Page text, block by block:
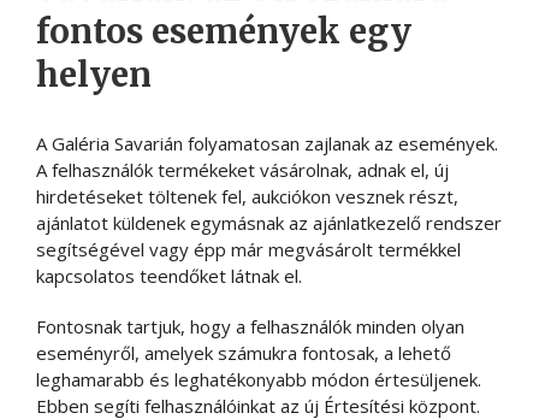
fontos események egy
helyen
A Galéria Savarián folyamatosan zajlanak az események.
A felhasználók termékeket vásárolnak, adnak el, új
hirdetéseket töltenek fel, aukciókon vesznek részt,
ajánlatot küldenek egymásnak az ajánlatkezelő rendszer
segítségével vagy épp már megvásárolt termékkel
kapcsolatos teendőket látnak el.
Fontosnak tartjuk, hogy a felhasználók minden olyan
eseményről, amelyek számukra fontosak, a lehető
leghamarabb és leghatékonyabb módon értesüljenek.
Ebben segíti felhasználóinkat az új Értesítési központ.